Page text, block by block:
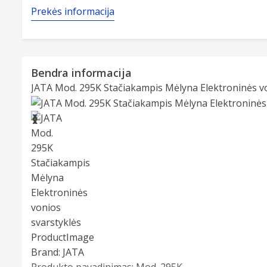
Prekės informacija
Bendra informacija
JATA Mod. 295K Stačiakampis Mėlyna Elektroninės
Slide 1 of 4
❮
❯
Brand: JATA